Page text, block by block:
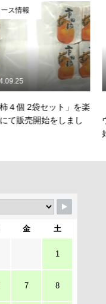
リリース情報
「栗きんとんキャラメリ
ウム」を楽天市場にて販
2024.09.22
金 土
1
7 8